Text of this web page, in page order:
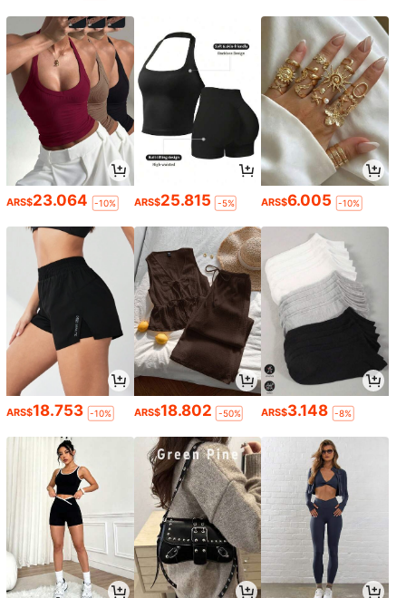
ARS$23.064 -10% ARS$25.815 -5% ARS$6.005 -10%
ARS$18.753 -10% ARS$18.802 -50% ARS$3.148 -8%